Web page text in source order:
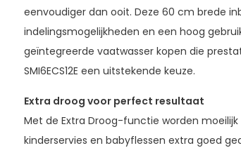
eenvoudiger dan ooit. Deze 60 cm brede
indelingsmogelijkheden en een hoog
geïntegreerde vaatwasser kopen die
SMI6ECS12E een uitstekende keuze.
Extra droog voor perfect resultaat
Met de Extra Droog-functie worden
kinderservies en babyflessen extra goed